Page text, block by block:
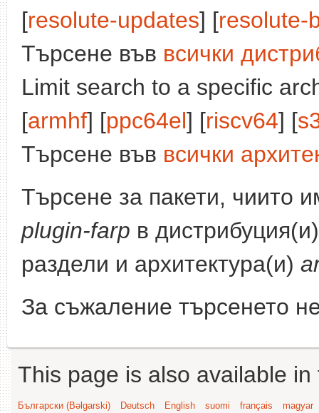
[resolute-updates] [resolute-
Търсене във всички
Limit search to a specific
[armhf] [ppc64el] [riscv64] [
Търсене във всички
Търсене за пакети, чиито
plugin-farp в
раздели и архитектура(и)
За съжаление търсенето
This page is also available
Български (Bəlgarski) Deutsch English suomi français
magyar